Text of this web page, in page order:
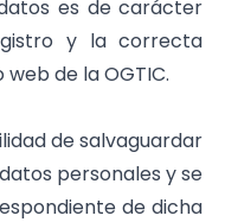
es de carácter
y la correcta
de la OGTIC.
de salvaguardar
personales y se
de dicha